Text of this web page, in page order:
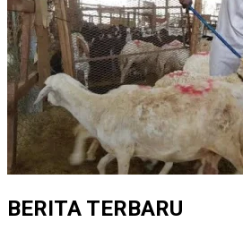
BERITA TERBARU